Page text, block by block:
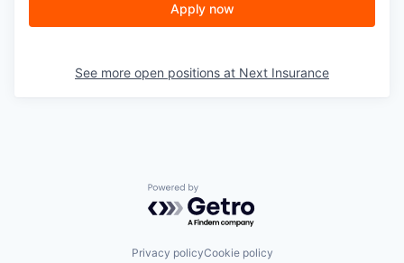
Apply now
See more open positions at Next Insurance
Powered by Getro.com
Privacy policyCookie policy